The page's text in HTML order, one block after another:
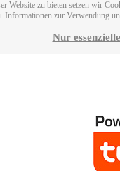
Website zu bieten setzen wir
Informationen zur Verwendung
Nur